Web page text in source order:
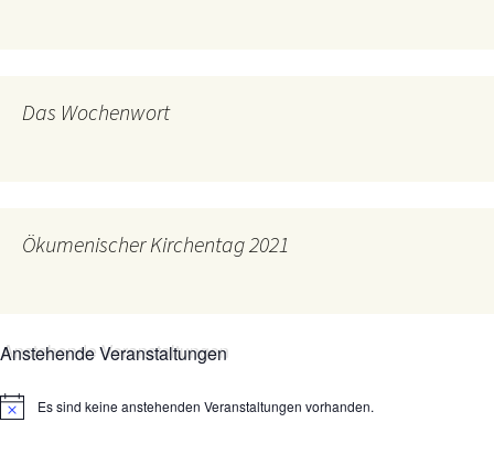
Das Wochenwort
Ökumenischer Kirchentag 2021
Anstehende Veranstaltungen
HinweisEs sind keine anstehenden Veranstaltungen vorhanden.